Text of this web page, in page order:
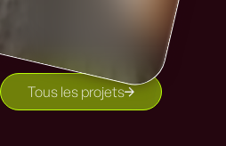
Tous les projets